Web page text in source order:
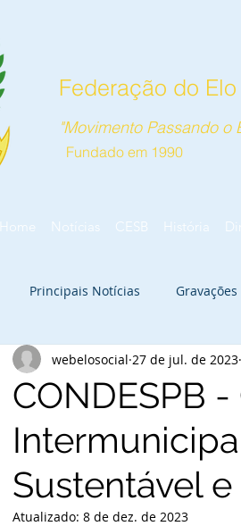
Federação do
"Movimento Passando o
Fundado em 1990
Home Notícias CESB História
Principais Notícias Gravações
CONDESPB
Sustentável
webelosocial 27 de jul. de 2023
Atualizado: 8 de dez. de 2023